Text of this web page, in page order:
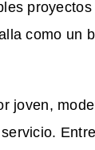
proyectos
como un
joven,